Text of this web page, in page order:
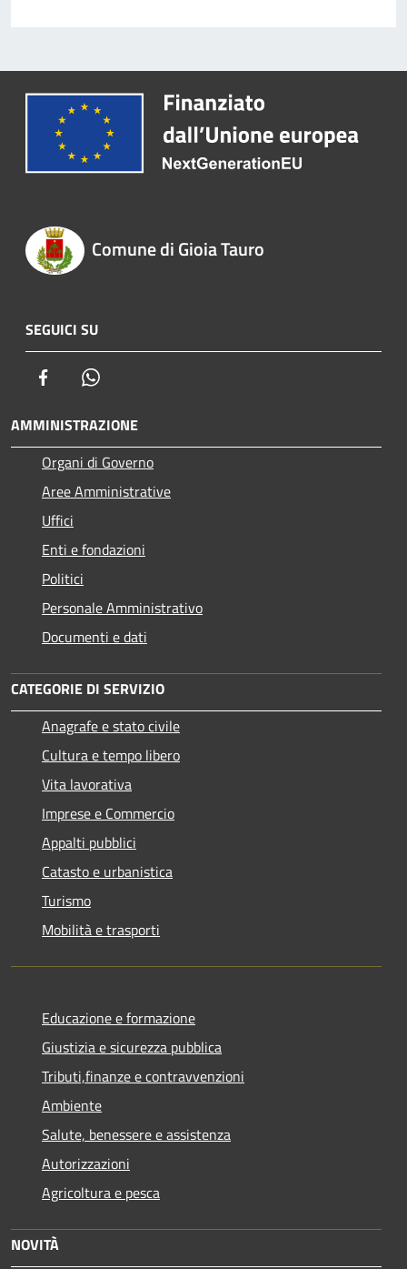
Comune di Gioia Tauro
SEGUICI SU
Facebook
AMMINISTRAZIONE
Organi di Governo
Aree Amministrative
Uffici
Enti e fondazioni
Politici
Personale Amministrativo
Documenti e dati
CATEGORIE DI SERVIZIO
Anagrafe e stato civile
Cultura e tempo libero
Vita lavorativa
Imprese e Commercio
Appalti pubblici
Catasto e urbanistica
Turismo
Mobilità e trasporti
Educazione e formazione
Giustizia e sicurezza pubblica
Tributi,finanze e contravvenzioni
Ambiente
Salute, benessere e assistenza
Autorizzazioni
Agricoltura e pesca
NOVITÀ